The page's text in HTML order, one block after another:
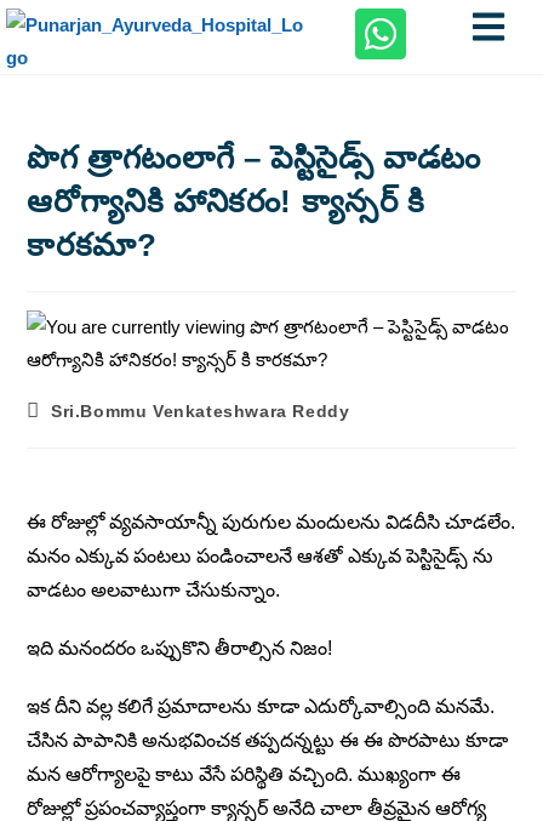
పొగ త్రాగటంలాగే – పెస్టిసైడ్స్ వాడటం
ఆరోగ్యానికి హానికరం! క్యాన్సర్ కి
కారకమా?
Sri.Bommu Venkateshwara Reddy
ఈ రోజుల్లో వ్యవసాయాన్నీ పురుగుల మందులను విడదీసి చూడలేం.
మనం ఎక్కువ పంటలు పండించాలనే ఆశతో ఎక్కువ పెస్టిసైడ్స్ ను
వాడటం అలవాటుగా చేసుకున్నాం.
ఇది మనందరం ఒప్పుకొని తీరాల్సిన నిజం!
ఇక దీని వల్ల కలిగే ప్రమాదాలను కూడా ఎదుర్కోవాల్సింది మనమే.
చేసిన పాపానికి అనుభవించక తప్పదన్నట్టు ఈ ఈ పొరపాటు కూడా
మన ఆరోగ్యాలపై కాటు వేసే పరిస్థితి వచ్చింది. ముఖ్యంగా ఈ
రోజుల్లో ప్రపంచవ్యాప్తంగా క్యాన్సర్ అనేది చాలా తీవ్రమైన ఆరోగ్య